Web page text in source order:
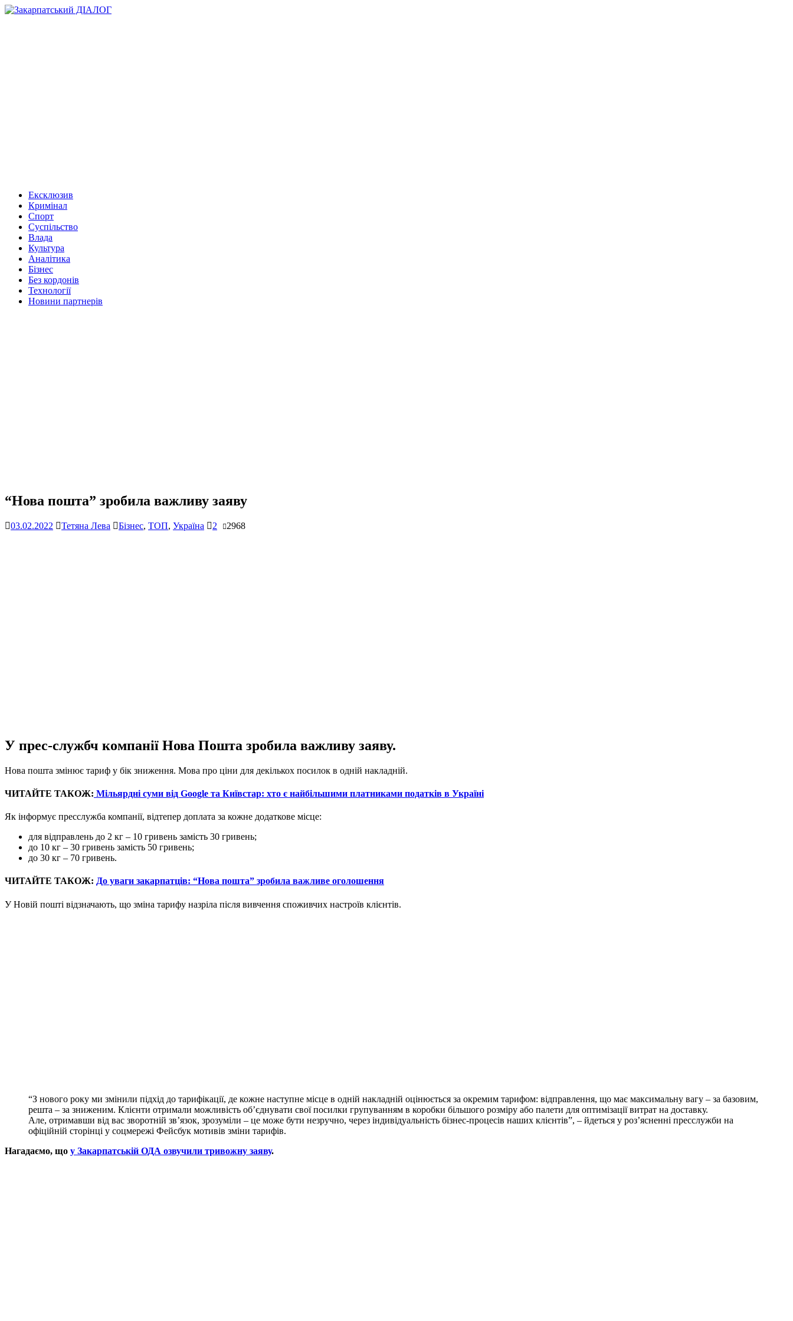
Ексклюзив
Кримінал
Спорт
Суспільство
Влада
Культура
Аналітика
Бізнес
Без кордонів
Технології
Новини партнерів
“Нова пошта” зробила важливу заяву
03.02.2022 Тетяна Лева Бізнес, ТОП, Україна 2 2968
У прес-службч компанії Нова Пошта зробила важливу заяву.
Нова пошта змінює тариф у бік зниження. Мова про ціни для декількох посилок в одній накладній.
ЧИТАЙТЕ ТАКОЖ: Мільярдні суми від Google та Київстар: хто є найбільшими платниками податків в Україні
Як інформує пресслужба компанії, відтепер доплата за кожне додаткове місце:
для відправлень до 2 кг – 10 гривень замість 30 гривень;
до 10 кг – 30 гривень замість 50 гривень;
до 30 кг – 70 гривень.
ЧИТАЙТЕ ТАКОЖ: До уваги закарпатців: “Нова пошта” зробила важливе оголошення
У Новій пошті відзначають, що зміна тарифу назріла після вивчення споживчих настроїв клієнтів.
“З нового року ми змінили підхід до тарифікації, де кожне наступне місце в одній накладній оцінюється за окремим тарифом: відправлення, що має максимальну вагу – за базовим,
решта – за зниженим. Клієнти отримали можливість об’єднувати свої посилки групуванням в коробки більшого розміру або палети для оптимізації витрат на доставку.
Але, отримавши від вас зворотній зв’язок, зрозуміли – це може бути незручно, через індивідуальність бізнес-процесів наших клієнтів”, – йдеться у роз’ясненні пресслужби на
офіційній сторінці у соцмережі Фейсбук мотивів зміни тарифів.
Нагадаємо, що у Закарпатській ОДА озвучили тривожну заяву.